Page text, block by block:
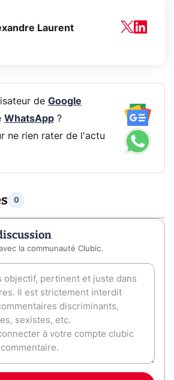
Laurent
de Google
WhatsApp?
ne rien rater de l'actu
0
la communauté Clubic.